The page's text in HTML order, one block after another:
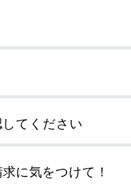
てください
に気をつけて！